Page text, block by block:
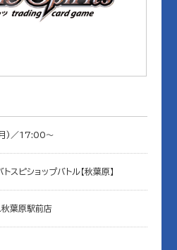
)／17:00〜
トスピショップバトル【秋葉原】
秋葉原駅前店